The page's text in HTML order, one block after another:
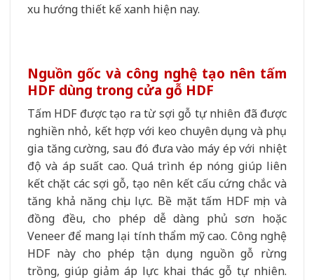
xu hướng thiết kế xanh hiện nay.
Nguồn gốc và công nghệ tạo nên tấm
HDF dùng trong cửa gỗ HDF
Tấm HDF được tạo ra từ sợi gỗ tự nhiên đã được
nghiền nhỏ, kết hợp với keo chuyên dụng và phụ
gia tăng cường, sau đó đưa vào máy ép với nhiệt
độ và áp suất cao. Quá trình ép nóng giúp liên
kết chặt các sợi gỗ, tạo nên kết cấu cứng chắc và
tăng khả năng chịu lực. Bề mặt tấm HDF mịn và
đồng đều, cho phép dễ dàng phủ sơn hoặc
Veneer để mang lại tính thẩm mỹ cao. Công nghệ
HDF này cho phép tận dụng nguồn gỗ rừng
trồng, giúp giảm áp lực khai thác gỗ tự nhiên.